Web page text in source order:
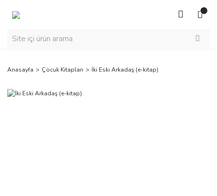
Anasayfa Çocuk Kitapları İki Eski Arkadaş (e-kitap)